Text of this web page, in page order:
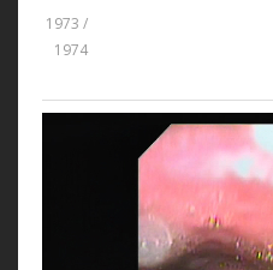
1973 /
1974